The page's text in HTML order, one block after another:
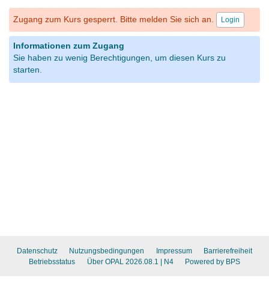
Zugang zum Kurs gesperrt. Bitte melden Sie sich an. Login
Informationen zum Zugang
Sie haben zu wenig Berechtigungen, um diesen Kurs zu
starten.
Datenschutz Nutzungsbedingungen Impressum
Barrierefreiheit
Betriebsstatus
Über OPAL 2026.08.1 | N4 Powered by BPS